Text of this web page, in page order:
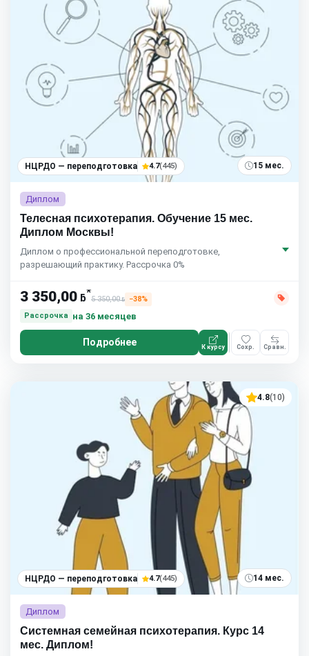
НЦРДО — переподготовка 4.7(445) 15 мес.
Диплом
Телесная психотерапия. Обучение 15 мес.
Диплом Москвы!
Диплом о профессиональной переподготовке,
разрешающий практику. Рассрочка 0%
3 350,00 ƃ*
5 350,00ƃ
−38%
Рассрочка
на 36 месяцев
Подробнее К курсу Сохр. Сравн.
4.8(10)
НЦРДО — переподготовка 4.7(445) 14 мес.
Диплом
Системная семейная психотерапия. Курс 14
мес. Диплом!